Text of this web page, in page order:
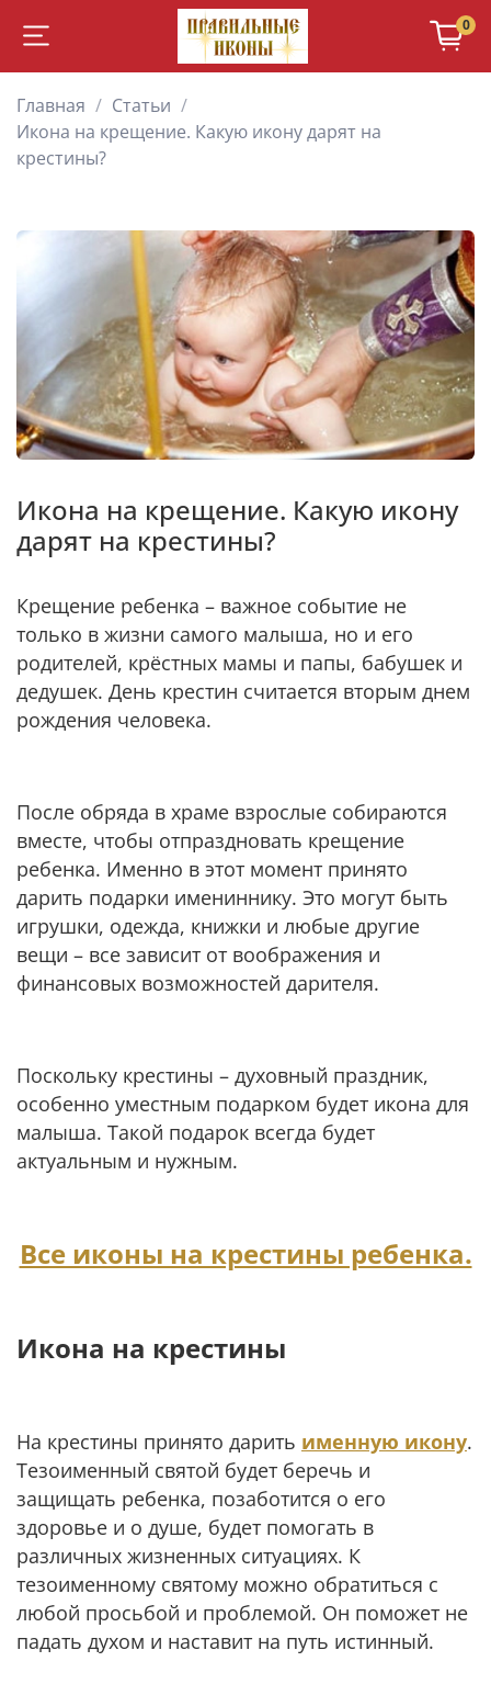
0
Главная
Статьи
Икона на крещение. Какую икону дарят на
крестины?
Икона на крещение. Какую икону
дарят на крестины?
Крещение ребенка – важное событие не
только в жизни самого малыша, но и его
родителей, крёстных мамы и папы, бабушек и
дедушек. День крестин считается вторым днем
рождения человека.
После обряда в храме взрослые собираются
вместе, чтобы отпраздновать крещение
ребенка. Именно в этот момент принято
дарить подарки имениннику. Это могут быть
игрушки, одежда, книжки и любые другие
вещи – все зависит от воображения и
финансовых возможностей дарителя.
Поскольку крестины – духовный праздник,
особенно уместным подарком будет икона для
малыша. Такой подарок всегда будет
актуальным и нужным.
Все иконы на крестины ребенка.
Икона на крестины
На крестины принято дарить именную икону.
Тезоименный святой будет беречь и
защищать ребенка, позаботится о его
здоровье и о душе, будет помогать в
различных жизненных ситуациях. К
тезоименному святому можно обратиться с
любой просьбой и проблемой. Он поможет не
падать духом и наставит на путь истинный.